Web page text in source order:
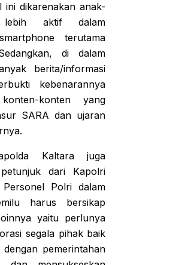
ini dikarenakan anak-
aktif dalam
terutama
di dalam
berita/informasi
kebenarannya
konten yang
SARA dan ujaran
Kaltara juga
petunjuk dari Kapolri
Polri dalam
harus bersikap
yaitu perlunya
segala pihak baik
pemerintahan